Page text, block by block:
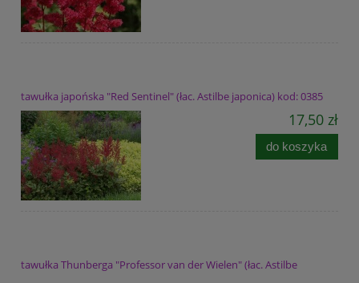
tawułka japońska "Red Sentinel" (łac. Astilbe japonica) kod: 0385
17,50 zł
do koszyka
tawułka Thunberga "Professor van der Wielen" (łac. Astilbe